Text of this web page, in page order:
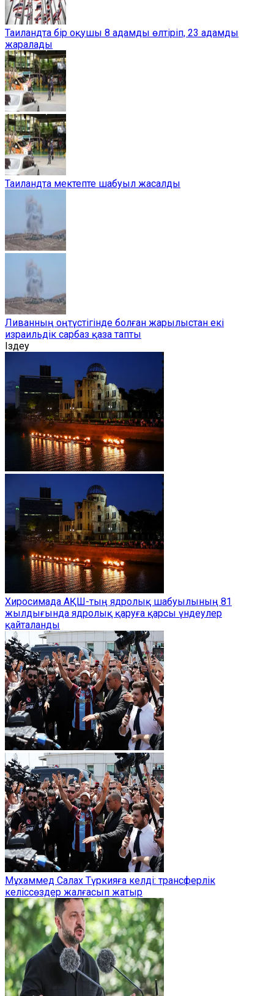
Таиландта бір оқушы 8 адамды өлтіріп, 23 адамды
жаралады
Таиландта мектепте шабуыл жасалды
Ливанның оңтүстігінде болған жарылыстан екі
израильдік сарбаз қаза тапты
Іздеу
Хиросимада АҚШ-тың ядролық шабуылының 81
жылдығында ядролық қаруға қарсы үндеулер
қайталанды
Мұхаммед Салах Түркияға келді: трансферлік
келіссөздер жалғасып жатыр